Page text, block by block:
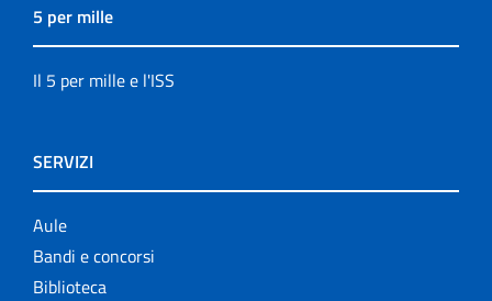
5 per mille
Il 5 per mille e l'ISS
SERVIZI
Aule
Bandi e concorsi
Biblioteca